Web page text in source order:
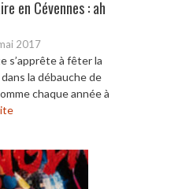
en Cévennes : ah
2017
s’apprête à fêter la
la débauche de
chaque année à